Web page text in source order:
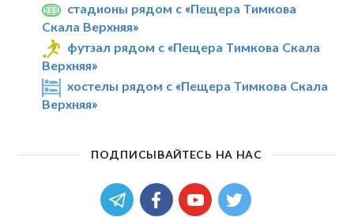
стадионы рядом с «Пещера Тимкова
Скала Верхняя»
футзал рядом с «Пещера Тимкова Скала
Верхняя»
хостелы рядом с «Пещера Тимкова Скала
Верхняя»
ПОДПИСЫВАЙТЕСЬ НА НАС